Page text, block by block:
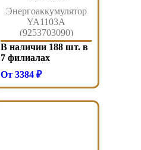
Энергоаккумулятор
YA1103A
(9253703090)
барабанный тормоз
24/24 Trailer
Freightliner ROR Lohr
В наличии 188 шт. в
7 филиалах
От 3384 ₽